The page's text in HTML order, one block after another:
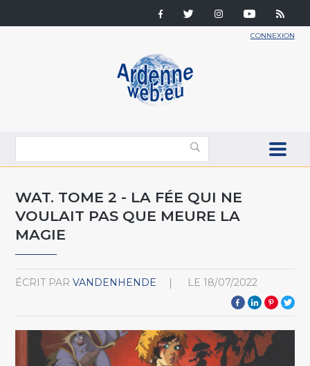
CONNEXION
WAT. TOME 2 - LA FÉE QUI NE
VOULAIT PAS QUE MEURE LA
MAGIE
ÉCRIT PAR VANDENHENDE LE 18/07/2022